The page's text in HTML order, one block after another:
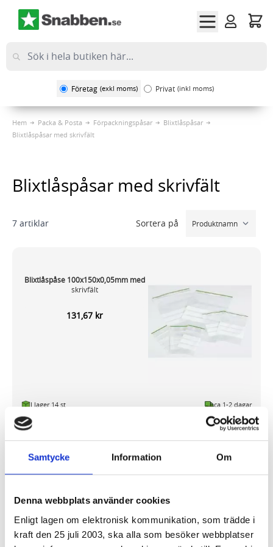
Samtycke Information Om
Denna webbplats använder cookies
Enligt lagen om elektronisk kommunikation, som trädde i
kraft den 25 juli 2003, ska alla som besöker webbplatser
Företag (exkl moms) Privat (inkl moms)
Hem Packa & Posta Förpackningspåsar
Blixtlåspåsar
Blixtlåspåsar med skrivfält
Blixtlåspåsar med skrivfält
7 artiklar Sortera på
Blixtlåspåse 100x150x0,05mm med
skrivfält
131,67 kr
I lager 14 st ca 1-2 dagar
-
skrivfält
347,09 kr